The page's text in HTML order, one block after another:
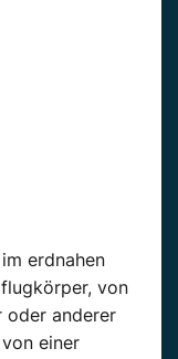
erdnahen
von
oder anderer
einer